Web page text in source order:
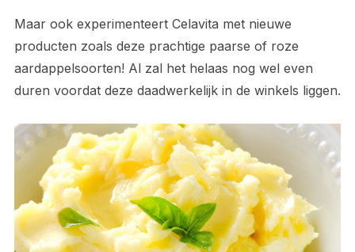
Maar ook experimenteert Celavita met nieuwe
producten zoals deze prachtige paarse of roze
aardappelsoorten! Al zal het helaas nog wel even
duren voordat deze daadwerkelijk in de winkels liggen.